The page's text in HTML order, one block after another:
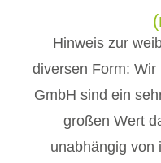
Hinweis zur
diversen Form:
GmbH sind ein
großen Wert
unabhängig von